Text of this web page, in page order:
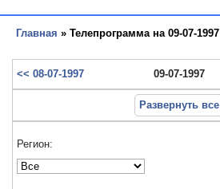
Главная » Телепрограмма на 09-07-1997
<< 08-07-1997 09-07-1997
Развернуть все
Регион: